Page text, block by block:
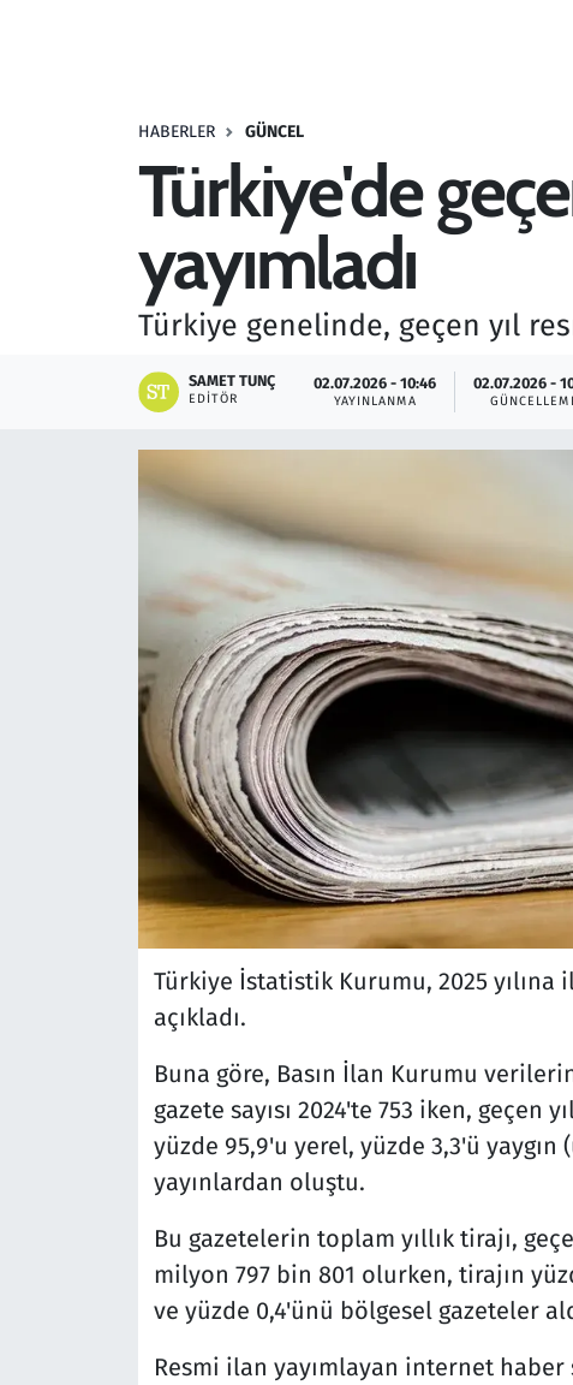
HABERLER GÜNCEL
Türkiye'de
yayımladı
Türkiye genelinde, geçen yıl
SAMET TUNÇ
EDITÖR
02.07.2026 - 10:46
YAYINLANMA
02.07.2026 -
Türkiye İstatistik Kurumu, 2025
açıkladı.
Buna göre, Basın İlan Kurumu
gazete sayısı 2024'te 753 iken, geçen
yüzde 95,9'u yerel, yüzde 3,3'ü
yayınlardan oluştu.
Bu gazetelerin toplam yıllık tirajı,
milyon 797 bin 801 olurken, tirajın
ve yüzde 0,4'ünü bölgesel gazeteler
Resmi ilan yayımlayan internet haber
Seçim 2023
Televizyon